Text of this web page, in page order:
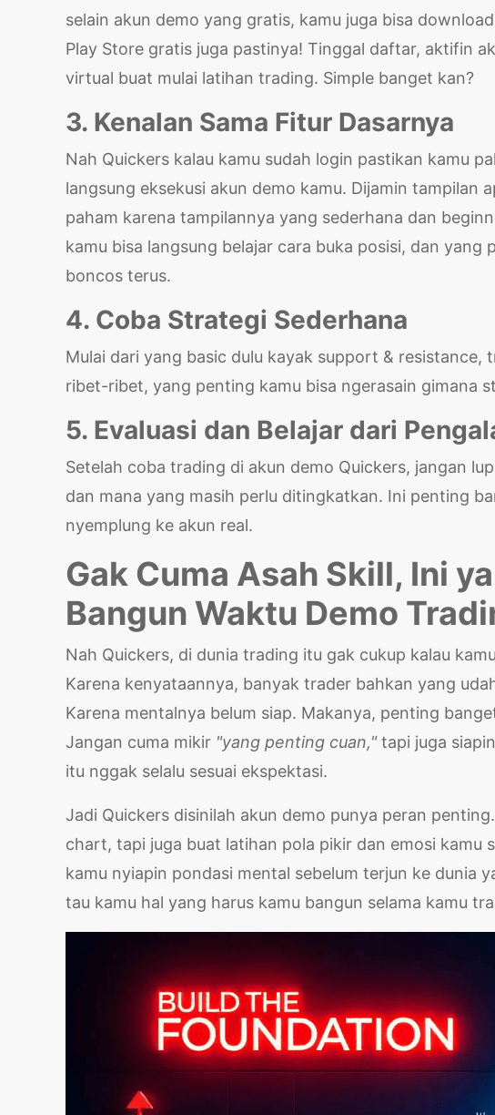
selain akun demo yang gratis, kamu juga bisa
Play Store gratis juga pastinya! Tinggal daftar, aktifin
virtual buat mulai latihan trading. Simple banget kan?
3. Kenalan Sama Fitur Dasarnya
Nah Quickers kalau kamu sudah login pastikan kamu
langsung eksekusi akun demo kamu. Dijamin tampilan
paham karena tampilannya yang sederhana dan
kamu bisa langsung belajar cara buka posisi, dan
boncos terus.
4. Coba Strategi Sederhana
Mulai dari yang basic dulu kayak support & resistance,
ribet-ribet, yang penting kamu bisa ngerasain gimana
5. Evaluasi dan Belajar dari
Setelah coba trading di akun demo Quickers, jangan
dan mana yang masih perlu ditingkatkan. Ini penting
nyemplung ke akun real.
Gak Cuma Asah Skill, Ini
Bangun Waktu Demo
Nah Quickers, di dunia trading itu gak cukup kalau
Karena kenyataannya, banyak trader bahkan yang
Karena mentalnya belum siap. Makanya, penting
Jangan cuma mikir "yang penting cuan,"tapi juga
itu nggak selalu sesuai ekspektasi.
Jadi Quickers disinilah akun demo punya peran
chart, tapi juga buat latihan pola pikir dan emosi kamu
kamu nyiapin pondasi mental sebelum terjun ke dunia
tau kamu hal yang harus kamu bangun selama kamu